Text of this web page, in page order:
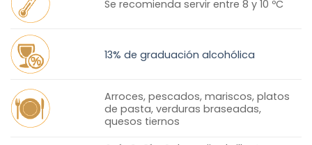
Se recomienda servir entre 8 y 10 ºC
13% de graduación alcohólica
Arroces, pescados, mariscos, platos
de pasta, verduras braseadas,
quesos tiernos